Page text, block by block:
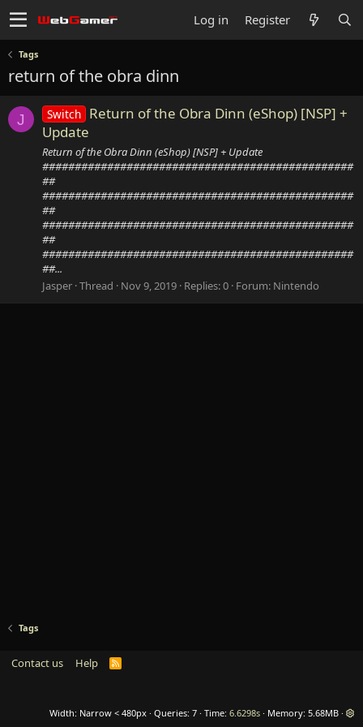
Log in Register
Tags
return of the obra dinn
J Switch Return of the Obra Dinn (eShop) [NSP] +
Update
Return of the Obra Dinn (eShop) [NSP] + Update
################################################
##
################################################
##
################################################
##
################################################
##...
Jasper Thread Nov 9, 2019 Replies: 0 Forum: Nintendo
Tags
Contact us Help
R
Width Queries 7 Time 6.6298s Memory 5.68MB